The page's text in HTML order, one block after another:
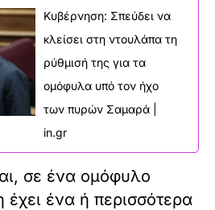
Κυβέρνηση: Σπεύδει να
κλείσει στη ντουλάπα τη
ρύθμισή της για τα
ομόφυλα υπό τον ήχο
των πυρών Σαμαρά |
in.gr
σε ένα ομόφυλο
έχει ένα ή περισσότερα